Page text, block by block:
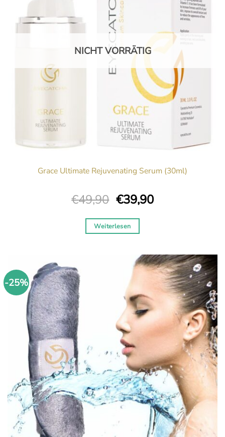
NICHT VORRÄTIG
Grace Ultimate Rejuvenating Serum (30ml)
€49,90 Ursprünglicher
war:
€49,90
€39,90Aktueller
Weiterlesen
-25%